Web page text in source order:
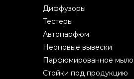
Диффузоры
Тестеры
Автопарфюм
Неоновые вывески
Парфюмированное мыло
Стойки под продукцию